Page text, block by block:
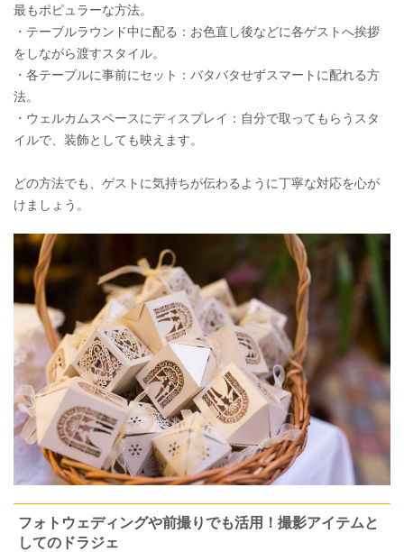
最もポピュラーな方法。
・テーブルラウンド中に配る：お色直し後などに各ゲストへ挨拶
をしながら渡すスタイル。
・各テーブルに事前にセット：バタバタせずスマートに配れる方
法。
・ウェルカムスペースにディスプレイ：自分で取ってもらうスタ
イルで、装飾としても映えます。
どの方法でも、ゲストに気持ちが伝わるように丁寧な対応を心が
けましょう。
フォトウェディングや前撮りでも活用！撮影アイテムと
してのドラジェ